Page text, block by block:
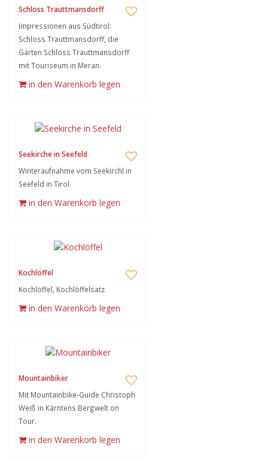
Schloss Trauttmansdorff
Impressionen aus Südtirol:
Schloss Trauttmansdorff, die
Gärten Schloss Trauttmansdorff
mit Touriseum in Meran.
in den Warenkorb legen
Seekirche in Seefeld
Winteraufnahme vom Seekirchl in
Seefeld in Tirol.
in den Warenkorb legen
Kochlöffel
Kochlöffel, Kochlöffelsatz
in den Warenkorb legen
Mountainbiker
Mit Mountainbike-Guide Christoph
Weiß in Kärntens Bergwelt on
Tour.
in den Warenkorb legen